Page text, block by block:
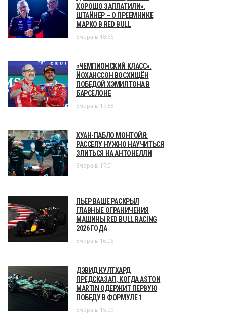
ХОРОШО ЗАПЛАТИЛИ».
ШТАЙНЕР – О ПРЕЕМНИКЕ
МАРКО В RED BULL
Вчера в 18:55
«ЧЕМПИОНСКИЙ КЛАСС».
ЙОХАНССОН ВОСХИЩЁН
ПОБЕДОЙ ХЭМИЛТОНА В
БАРСЕЛОНЕ
Вчера в 17:58
ХУАН-ПАБЛО МОНТОЙЯ:
РАССЕЛУ НУЖНО НАУЧИТЬСЯ
ЗЛИТЬСЯ НА АНТОНЕЛЛИ
Вчера в 17:01
ПЬЕР ВАШЕ РАСКРЫЛ
ГЛАВНЫЕ ОГРАНИЧЕНИЯ
МАШИНЫ RED BULL RACING
2026 ГОДА
Вчера в 16:05
ДЭВИД КУЛТХАРД
ПРЕДСКАЗАЛ, КОГДА ASTON
MARTIN ОДЕРЖИТ ПЕРВУЮ
ПОБЕДУ В ФОРМУЛЕ 1
Вчера в 15:09